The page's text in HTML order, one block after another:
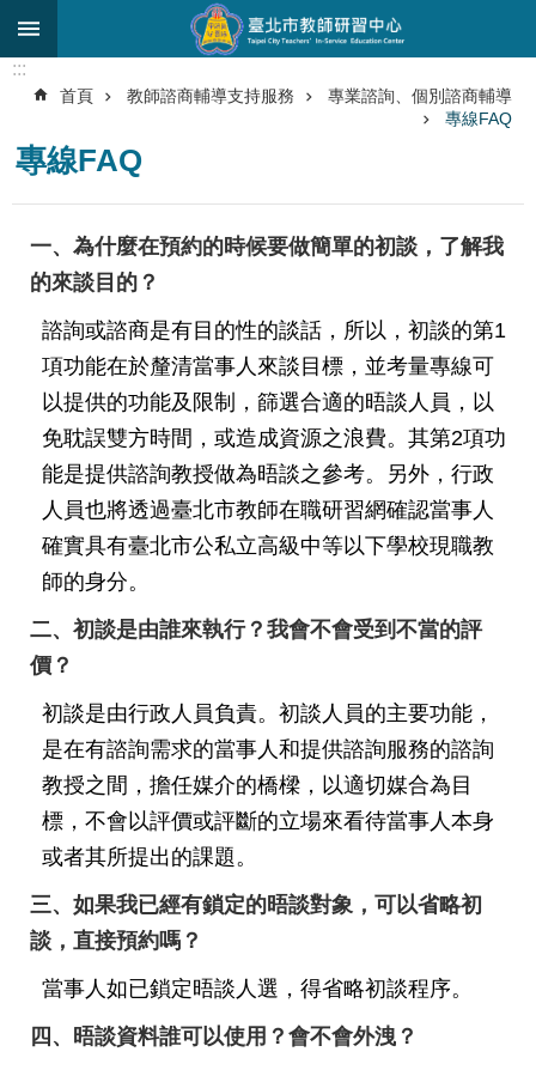
跳到主要內容區塊
進
尋
關
心
研
究
修
諮
商
導
持
服
務
教
資
源
政
資
:::
首頁 教師諮商輔導支持服務
專業諮詢、個別諮商輔導
專線FAQ
專線FAQ
一、為什麼在預約的時候要做簡單的初談，了解我
的來談目的？
諮詢或諮商是有目的性的談話，所以，初談的第1
項功能在於釐清當事人來談目標，並考量專線可
以提供的功能及限制，篩選合適的晤談人員，以
免耽誤雙方時間，或造成資源之浪費。其第2項功
能是提供諮詢教授做為晤談之參考。另外，行政
人員也將透過臺北市教師在職研習網確認當事人
確實具有臺北市公私立高級中等以下學校現職教
師的身分。
二、初談是由誰來執行？我會不會受到不當的評
價？
初談是由行政人員負責。初談人員的主要功能，
是在有諮詢需求的當事人和提供諮詢服務的諮詢
教授之間，擔任媒介的橋樑，以適切媒合為目
標，不會以評價或評斷的立場來看待當事人本身
或者其所提出的課題。
三、如果我已經有鎖定的晤談對象，可以省略初
談，直接預約嗎？
當事人如已鎖定晤談人選，得省略初談程序。
四、晤談資料誰可以使用？會不會外洩？